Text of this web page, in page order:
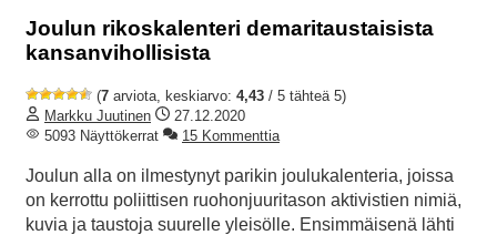
Joulun rikoskalenteri demaritaustaisista
kansanvihollisista
(7 arviota, keskiarvo: 4,43 / 5 tähteä 5)
Markku Juutinen
27.12.2020
5093 Näyttökerrat
15 Kommenttia
Joulun alla on ilmestynyt parikin joulukalenteria, joissa
on kerrottu poliittisen ruohonjuuritason aktivistien nimiä,
kuvia ja taustoja suurelle yleisölle. Ensimmäisenä lähti